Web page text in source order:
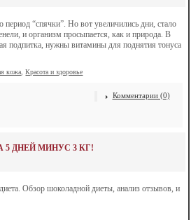
период “спячки”. Но вот увеличились дни, стало
и организм просыпается, как и природа. В
подпитка, нужны витамины для поднятия тонуса
кожа ,Красота и здоровье
Комментарии (0)
5 ДНЕЙ МИНУС 3 КГ!
Обзор шоколадной диеты, анализ отзывов, и